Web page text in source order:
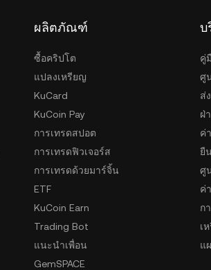
ผลิตภัณฑ์
ซื้อคริปโต
แปลงเหรียญ
KuCard
KuCoin Pay
การเทรดสปอต
การเทรดฟิวเจอร์ส
การเทรดด้วยมาร์จิ้น
ETF
KuCoin Earn
Trading Bot
แนะนำเพื่อน
GemSPACE
บ
คู่
ศู
ส่
ฝ่
ค่
ยื
ศู
ค่
ก
เ
แ